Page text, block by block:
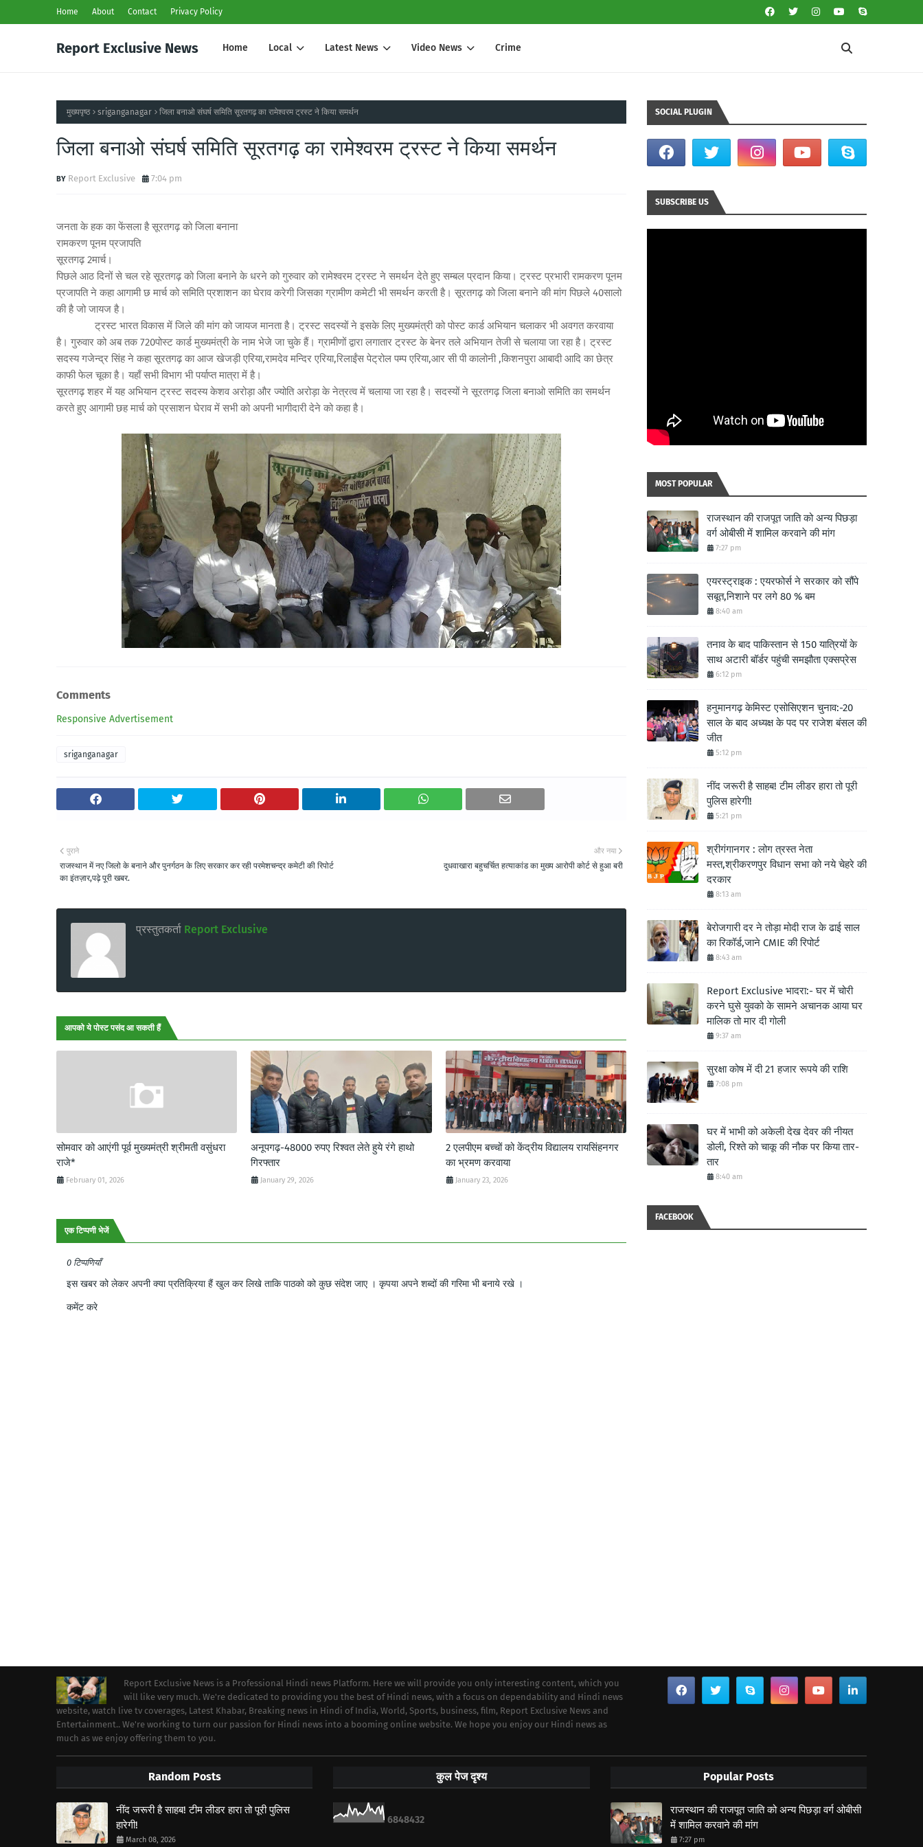
Home About Contact Privacy Policy
Report Exclusive News Home Local Latest News Video News Crime
मुख्यपृष्ठ sriganganagar जिला बनाओ संघर्ष समिति सूरतगढ़ का रामेश्वरम ट्रस्ट ने किया समर्थन
जिला बनाओ संघर्ष समिति सूरतगढ़ का रामेश्वरम ट्रस्ट ने किया समर्थन
Report Exclusive 7:04 pm
जनता के हक का फेंसला है सूरतगढ़ को जिला बनाना
रामकरण पूनम प्रजापति
सूरतगढ़ 2मार्च।
पिछले आठ दिनों से चल रहे सूरतगढ़ को जिला बनाने के धरने को गुरुवार को रामेश्वरम ट्रस्ट ने समर्थन देते हुए सम्बल प्रदान किया। ट्रस्ट प्रभारी रामकरण पूनम
प्रजापति ने कहा आगामी छ मार्च को समिति प्रशाशन का घेराव करेगी जिसका ग्रामीण कमेटी भी समर्थन करती है। सूरतगढ़ को जिला बनाने की मांग पिछले 40सालो
की है जो जायज है।
ट्रस्ट भारत विकास में जिले की मांग को जायज मानता है। ट्रस्ट सदस्यों ने इसके लिए मुख्यमंत्री को पोस्ट कार्ड अभियान चलाकर भी अवगत करवाया
है। गुरुवार को अब तक 720पोस्ट कार्ड मुख्यमंत्री के नाम भेजे जा चुके हैं। ग्रामीणों द्वारा लगातार ट्रस्ट के बेनर तले अभियान तेजी से चलाया जा रहा है। ट्रस्ट
सदस्य गजेन्द्र सिंह ने कहा सूरतगढ़ का आज खेजड़ी एरिया,रामदेव मन्दिर एरिया,रिलाईंस पेट्रोल पम्प एरिया,आर सी पी कालोनी ,किशनपुरा आबादी आदि का छेत्र
काफी फेल चूका है। यहाँ सभी विभाग भी पर्याप्त मात्रा में है।
सूरतगढ़ शहर में यह अभियान ट्रस्ट सदस्य केशव अरोड़ा और ज्योति अरोड़ा के नेत्रत्व में चलाया जा रहा है। सदस्यों ने सूरतगढ़ जिला बनाओ समिति का समर्थन
करते हुए आगामी छह मार्च को प्रसाशन घेराव में सभी को अपनी भागीदारी देने को कहा है।
Comments
Responsive Advertisement
sriganganagar
और नया
दुधवाखारा बहुचर्चित हत्याकांड का मुख्य आरोपी कोर्ट से हुआ बरी
पुराने
राजस्थान में नए जिलो के बनाने और पुनर्गठन के लिए सरकार कर रही परमेशचन्द्र कमेटी की रिपोर्ट
का इंतज़ार,पढ़े पूरी खबर.
प्रस्तुतकर्ता Report Exclusive
आपको ये पोस्ट पसंद आ सकती हैं
सोमवार को आएंगी पूर्व मुख्यमंत्री श्रीमती वसुंधरा
राजे*
February 01, 2026
अनूपगढ़-48000 रुपए रिश्वत लेते हुये रंगे हाथो
गिरफ्तार
January 29, 2026
2 एलपीएम बच्चों को केंद्रीय विद्यालय रायसिंहनगर
का भ्रमण करवाया
January 23, 2026
एक टिप्पणी भेजें
0 टिप्पणियाँ
इस खबर को लेकर अपनी क्या प्रतिक्रिया हैं खुल कर लिखे ताकि पाठको को कुछ संदेश जाए । कृपया अपने शब्दों की गरिमा भी बनाये रखे ।
कमेंट करे
SOCIAL PLUGIN
SUBSCRIBE US
MOST POPULAR
राजस्थान की राजपूत जाति को अन्य पिछड़ा
वर्ग ओबीसी में शामिल करवाने की मांग
7:27 pm
एयरस्ट्राइक : एयरफोर्स ने सरकार को सौंपे
सबूत,निशाने पर लगे 80 % बम
8:40 am
तनाव के बाद पाकिस्तान से 150 यात्रियों के
साथ अटारी बॉर्डर पहुंची समझौता एक्सप्रेस
6:12 pm
हनुमानगढ़ केमिस्ट एसोसिएशन चुनाव:-20
साल के बाद अध्यक्ष के पद पर राजेश बंसल की
जीत
5:12 pm
नींद जरूरी है साहब! टीम लीडर हारा तो पूरी
पुलिस हारेगी!
5:21 pm
श्रीगंगानगर : लोग त्रस्त नेता
मस्त,श्रीकरणपुर विधान सभा को नये चेहरे की
दरकार
8:13 am
बेरोजगारी दर ने तोड़ा मोदी राज के ढाई साल
का रिकॉर्ड,जाने CMIE की रिपोर्ट
8:43 am
Report Exclusive भादरा:- घर में चोरी
करने घुसे युवको के सामने अचानक आया घर
मालिक तो मार दी गोली
9:37 am
सुरक्षा कोष में दी 21 हजार रूपये की राशि
7:08 pm
घर में भाभी को अकेली देख देवर की नीयत
डोली, रिश्ते को चाकू की नौक पर किया तार-
तार
8:40 am
FACEBOOK
Report Exclusive News is a Professional Hindi news Platform. Here we will provide you only interesting content, which you
will like very much. We're dedicated to providing you the best of Hindi news, with a focus on dependability and Hindi news
website, watch live tv coverages, Latest Khabar, Breaking news in Hindi of India, World, Sports, business, film, Report Exclusive News and
Entertainment.. We're working to turn our passion for Hindi news into a booming online website. We hope you enjoy our Hindi news as
much as we enjoy offering them to you.
Random Posts
नींद जरूरी है साहब! टीम लीडर हारा तो पूरी पुलिस
हारेगी!
March 08, 2026
कुल पेज दृश्य
6848432
Popular Posts
राजस्थान की राजपूत जाति को अन्य पिछड़ा वर्ग ओबीसी
में शामिल करवाने की मांग
7:27 pm